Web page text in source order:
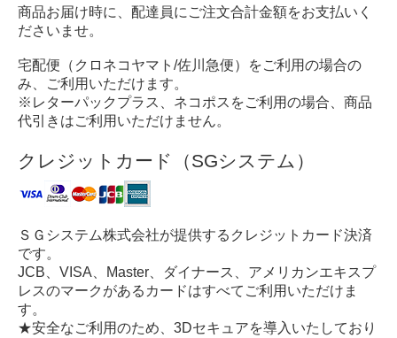
商品お届け時に、配達員にご注文合計金額をお支払いく
ださいませ。
宅配便（クロネコヤマト/佐川急便）をご利用の場合の
み、ご利用いただけます。
※レターパックプラス、ネコポスをご利用の場合、商品
代引きはご利用いただけません。
クレジットカード（SGシステム）
ＳＧシステム株式会社が提供するクレジットカード決済
です。
JCB、VISA、Master、ダイナース、アメリカンエキスプ
レスのマークがあるカードはすべてご利用いただけま
す。
★安全なご利用のため、3Dセキュアを導入いたしており